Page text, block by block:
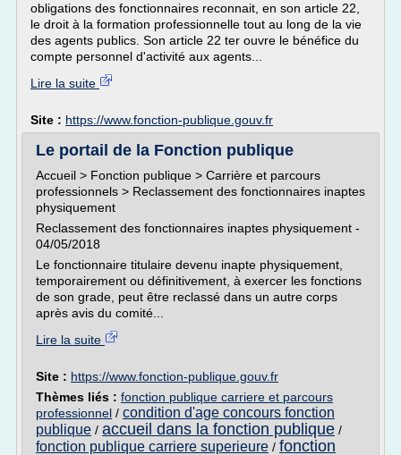
obligations des fonctionnaires reconnait, en son article 22,
le droit à la formation professionnelle tout au long de la vie
des agents publics. Son article 22 ter ouvre le bénéfice du
compte personnel d'activité aux agents...
Lire la suite
Site : https://www.fonction-publique.gouv.fr
Le portail de la Fonction publique
Accueil > Fonction publique > Carrière et parcours
professionnels > Reclassement des fonctionnaires inaptes
physiquement
Reclassement des fonctionnaires inaptes physiquement -
04/05/2018
Le fonctionnaire titulaire devenu inapte physiquement,
temporairement ou définitivement, à exercer les fonctions
de son grade, peut être reclassé dans un autre corps
après avis du comité...
Lire la suite
Site : https://www.fonction-publique.gouv.fr
Thèmes liés : fonction publique carriere et parcours
professionnel / condition d'age concours fonction
publique / accueil dans la fonction publique /
fonction publique carriere superieure / fonction